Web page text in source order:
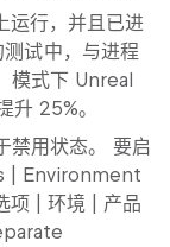
运行，并且已进
试中，与进程
模式下 Unreal
25%。
禁用状态。 要启
Environment
项 | 环境 | 产品